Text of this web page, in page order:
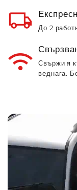
local_shipping До 2
wifi
Свържи я
веднага.